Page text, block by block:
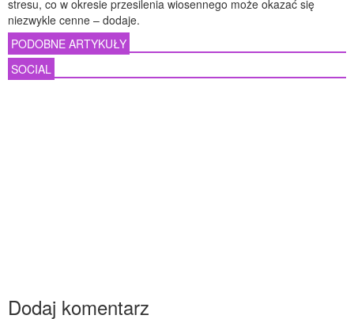
stresu, co w okresie przesilenia wiosennego może okazać się
niezwykle cenne – dodaje.
PODOBNE ARTYKUŁY
SOCIAL
Dodaj komentarz